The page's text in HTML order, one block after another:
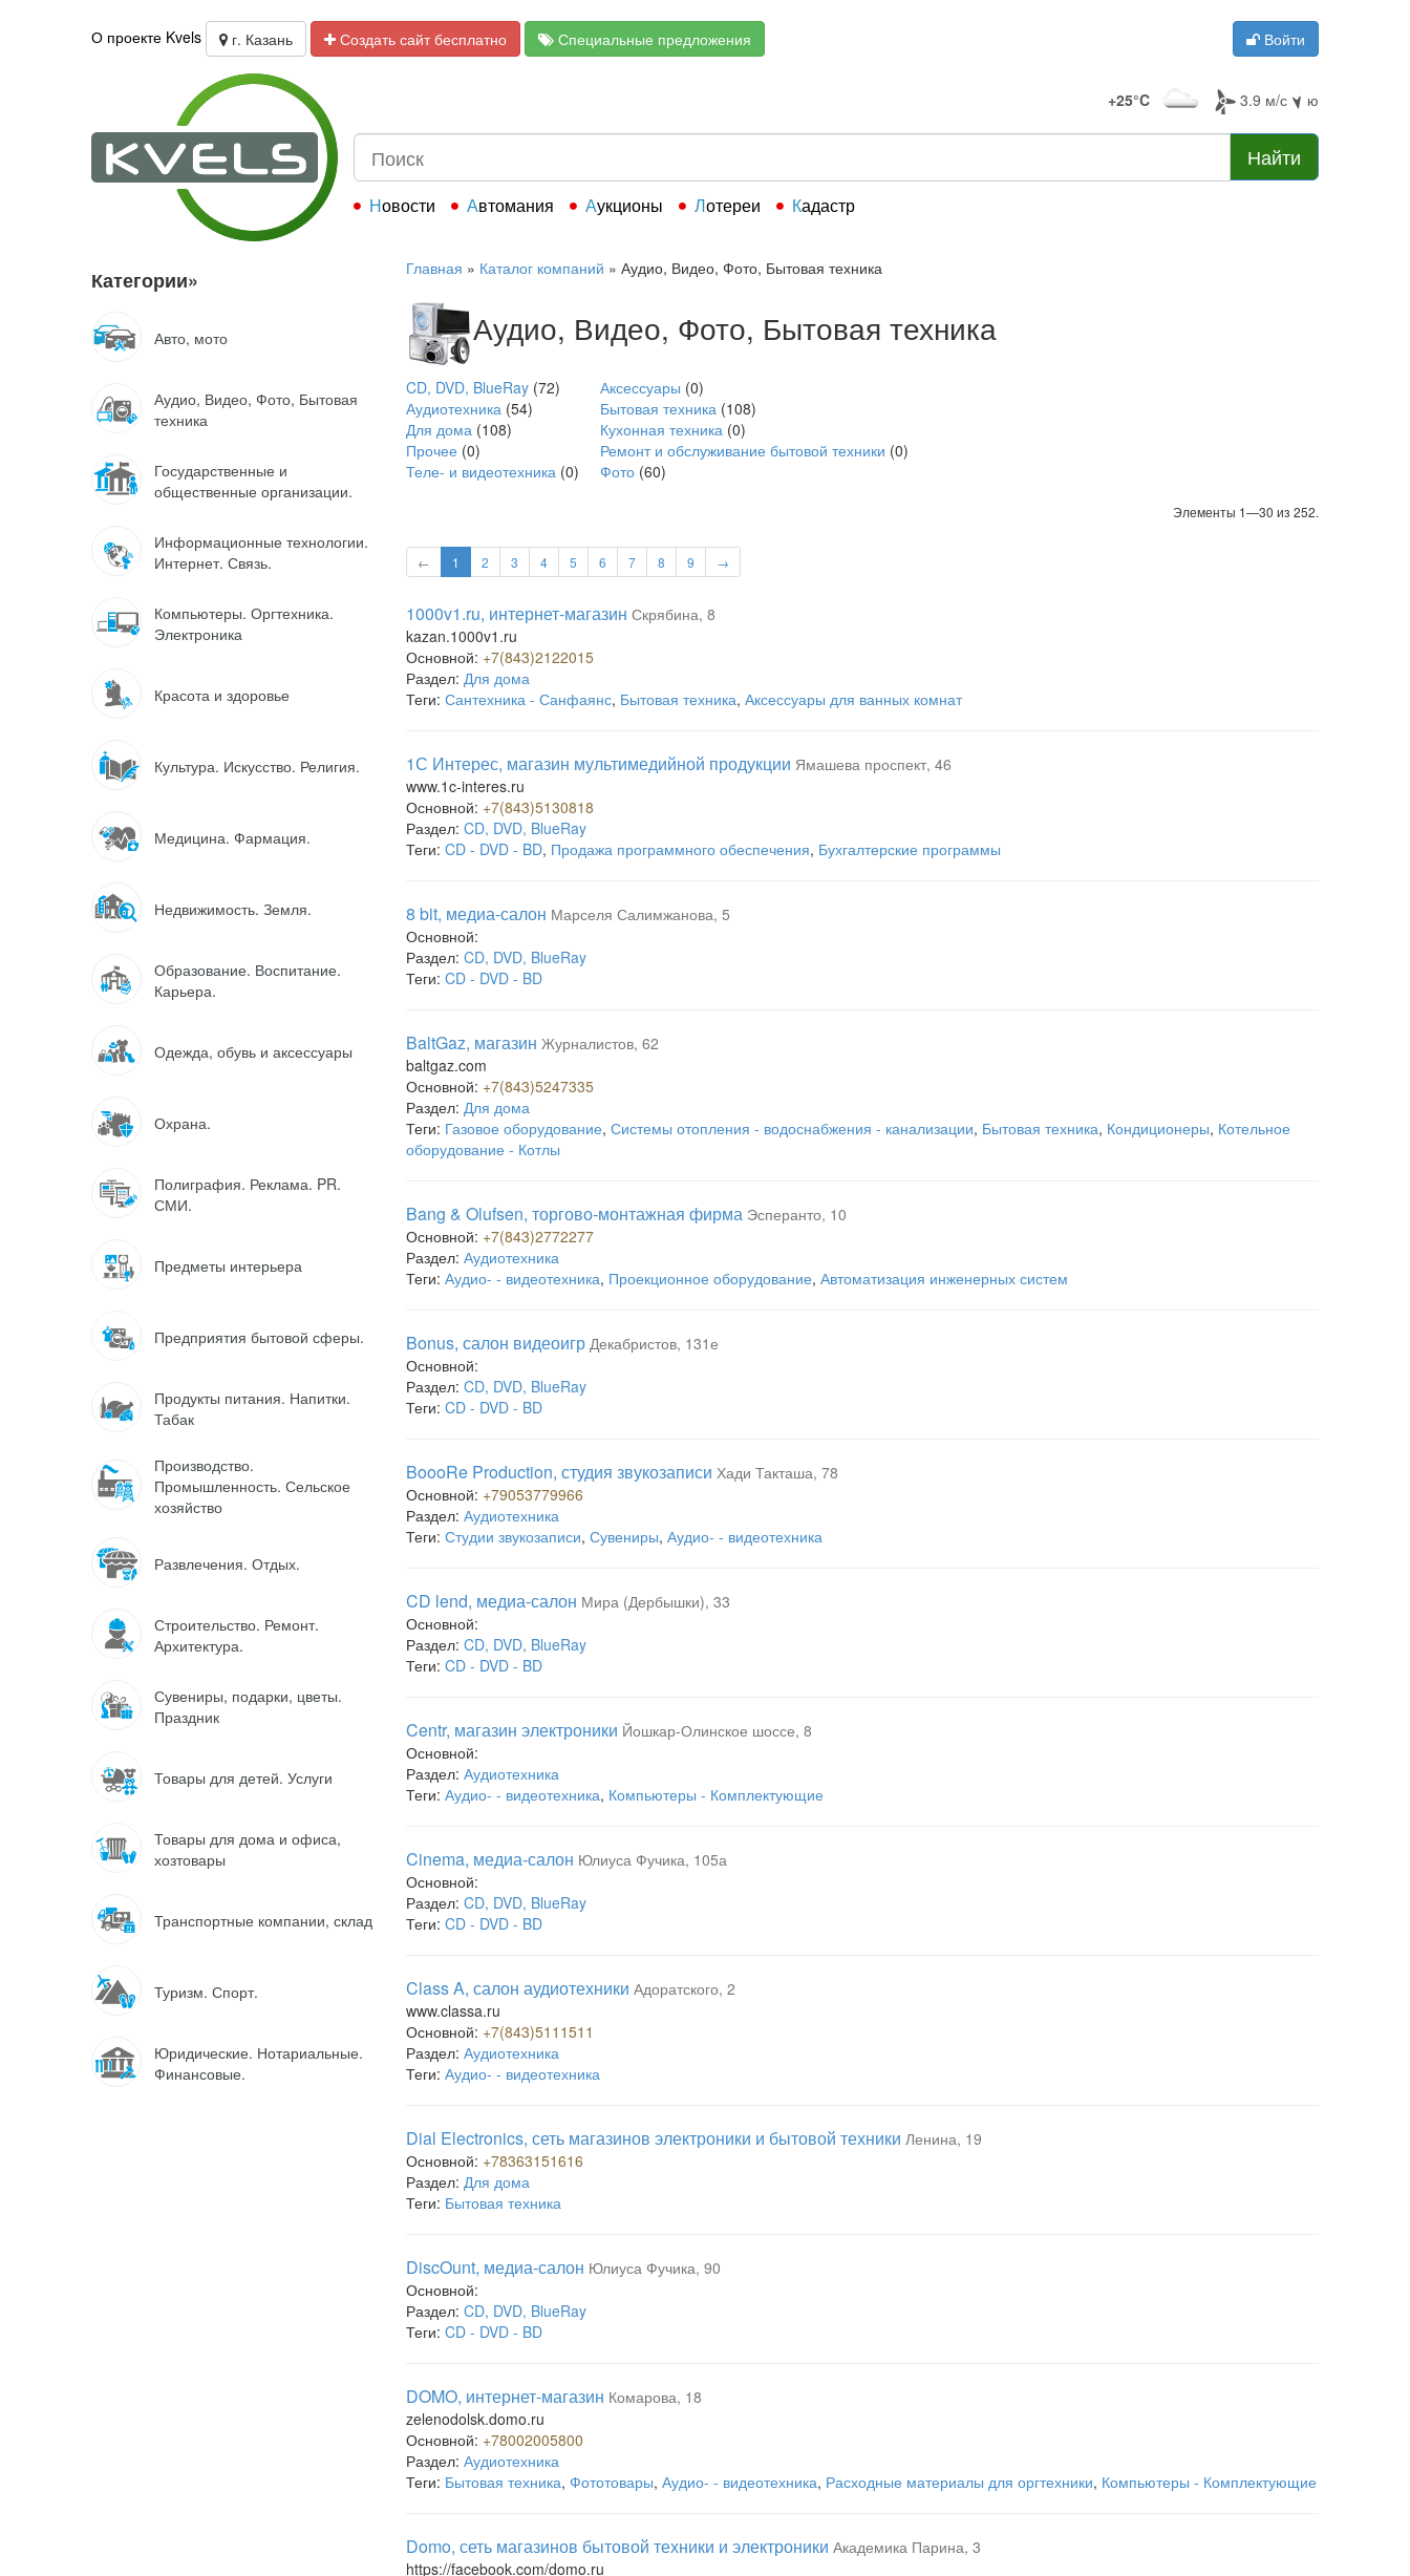
О проекте Kvels г. Казань Создать сайт бесплатно Специальные предложения Войти
+25°C 3.9 м/с ю
Найти
Новости Автомания Аукционы Лотереи Кадастр
Категории»
Авто, мото
Аудио, Видео, Фото, Бытовая
техника
Государственные и
общественные организации.
Информационные технологии.
Интернет. Связь.
Компьютеры. Оргтехника.
Электроника
Красота и здоровье
Культура. Искусство. Религия.
Медицина. Фармация.
Недвижимость. Земля.
Образование. Воспитание.
Карьера.
Одежда, обувь и аксессуары
Охрана.
Полиграфия. Реклама. PR.
СМИ.
Предметы интерьера
Предприятия бытовой сферы.
Продукты питания. Напитки.
Табак
Производство.
Промышленность. Сельское
хозяйство
Развлечения. Отдых.
Строительство. Ремонт.
Архитектура.
Сувениры, подарки, цветы.
Праздник
Товары для детей. Услуги
Товары для дома и офиса,
хозтовары
Транспортные компании, склад
Туризм. Спорт.
Юридические. Нотариальные.
Финансовые.
Главная » Каталог компаний » Аудио, Видео, Фото, Бытовая техника
Аудио, Видео, Фото, Бытовая техника
CD, DVD, BlueRay (72) Аксессуары (0)
Аудиотехника (54) Бытовая техника (108)
Для дома (108) Кухонная техника (0)
Прочее (0) Ремонт и обслуживание бытовой техники (0)
Теле- и видеотехника (0) Фото (60)
Элементы 1—30 из 252.
← 1 2 3 4 5 6 7 8 9 →
1000v1.ru, интернет-магазин Скрябина, 8
kazan.1000v1.ru
Основной: +7(843)2122015
Раздел: Для дома
Теги: Сантехника - Санфаянс, Бытовая техника, Аксессуары для ванных комнат
1С Интерес, магазин мультимедийной продукции Ямашева проспект, 46
www.1c-interes.ru
Основной: +7(843)5130818
Раздел: CD, DVD, BlueRay
Теги: CD - DVD - BD, Продажа программного обеспечения, Бухгалтерские программы
8 bit, медиа-салон Марселя Салимжанова, 5
Основной:
Раздел: CD, DVD, BlueRay
Теги: CD - DVD - BD
BaltGaz, магазин Журналистов, 62
baltgaz.com
Основной: +7(843)5247335
Раздел: Для дома
Теги: Газовое оборудование, Системы отопления - водоснабжения - канализации, Бытовая техника, Кондиционеры, Котельное
оборудование - Котлы
Bang & Olufsen, торгово-монтажная фирма Эсперанто, 10
Основной: +7(843)2772277
Раздел: Аудиотехника
Теги: Аудио- - видеотехника, Проекционное оборудование, Автоматизация инженерных систем
Bonus, салон видеоигр Декабристов, 131е
Основной:
Раздел: CD, DVD, BlueRay
Теги: CD - DVD - BD
BoooRe Production, студия звукозаписи Хади Такташа, 78
Основной: +79053779966
Раздел: Аудиотехника
Теги: Студии звукозаписи, Сувениры, Аудио- - видеотехника
CD lend, медиа-салон Мира (Дербышки), 33
Основной:
Раздел: CD, DVD, BlueRay
Теги: CD - DVD - BD
Centr, магазин электроники Йошкар-Олинское шоссе, 8
Основной:
Раздел: Аудиотехника
Теги: Аудио- - видеотехника, Компьютеры - Комплектующие
Cinema, медиа-салон Юлиуса Фучика, 105а
Основной:
Раздел: CD, DVD, BlueRay
Теги: CD - DVD - BD
Class A, салон аудиотехники Адоратского, 2
www.classa.ru
Основной: +7(843)5111511
Раздел: Аудиотехника
Теги: Аудио- - видеотехника
Dial Electronics, сеть магазинов электроники и бытовой техники Ленина, 19
Основной: +78363151616
Раздел: Для дома
Теги: Бытовая техника
DiscOunt, медиа-салон Юлиуса Фучика, 90
Основной:
Раздел: CD, DVD, BlueRay
Теги: CD - DVD - BD
DOMO, интернет-магазин Комарова, 18
zelenodolsk.domo.ru
Основной: +78002005800
Раздел: Аудиотехника
Теги: Бытовая техника, Фототовары, Аудио- - видеотехника, Расходные материалы для оргтехники, Компьютеры - Комплектующие
Domo, сеть магазинов бытовой техники и электроники Академика Парина, 3
https://facebook.com/domo.ru